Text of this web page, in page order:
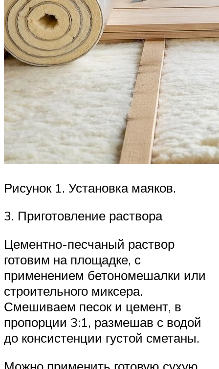
Рисунок 1. Установка маяков.
3. Приготовление раствора
Цементно-песчаный раствор
готовим на площадке, с
применением бетономешалки или
строительного миксера.
Смешиваем песок и цемент, в
пропорции 3:1, размешав с водой
до консистенции густой сметаны.